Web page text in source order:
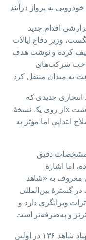
اقدام جدید
وزیر دفاع ایالات
کرده و نوشت هدف
ساخت شرکت‌های
انتحاری جدیدی که
«از روی یک نسخهٔ
ابتدایی اما مؤثر به
مشخصات دقیق
اما اشارهٔ
معروف به «شاهد
در گسترهٔ بین‌المللی
ویرانگری دارد و
برخی کارشناسان نظامی قبلاً گفته‌اند پهپاد شاهد ۱۳۶ در اولین